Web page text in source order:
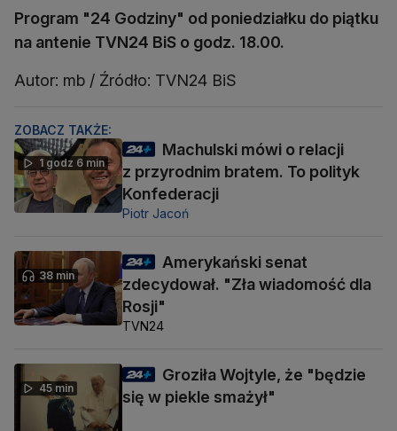
Program "24 Godziny" od poniedziałku do piątku
na antenie TVN24 BiS o godz. 18.00.
Autor: mb / Źródło: TVN24 BiS
ZOBACZ TAKŻE:
1 godz 6 min
Machulski mówi o relacji
z przyrodnim bratem. To polityk
Konfederacji
Piotr Jacoń
38 min
Amerykański senat
zdecydował. "Zła wiadomość dla
Rosji"
TVN24
45 min
Groziła Wojtyle, że "będzie
się w piekle smażył"